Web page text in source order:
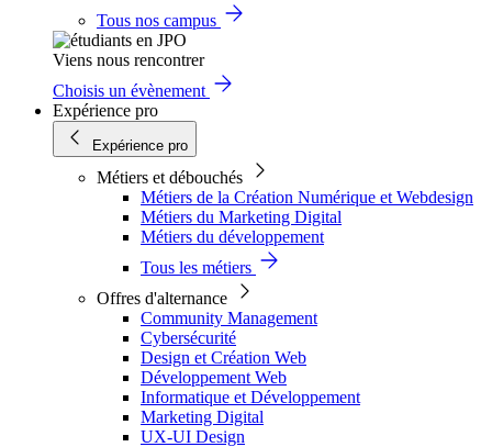
Tous nos campus
Viens nous rencontrer
Choisis un évènement
Expérience pro
Expérience pro
Métiers et débouchés
Métiers de la Création Numérique et Webdesign
Métiers du Marketing Digital
Métiers du développement
Tous les métiers
Offres d'alternance
Community Management
Cybersécurité
Design et Création Web
Développement Web
Informatique et Développement
Marketing Digital
UX-UI Design